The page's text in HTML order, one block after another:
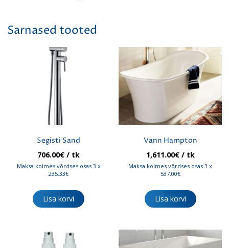
Sarnased tooted
Segisti Sand
706.00€ / tk
Maksa kolmes võrdses osas 3 x
235.33€
Lisa korvi
Vann Hampton
1,611.00€/ tk
Maksa kolmes võrdses osas 3 x
537.00€
Lisa korvi